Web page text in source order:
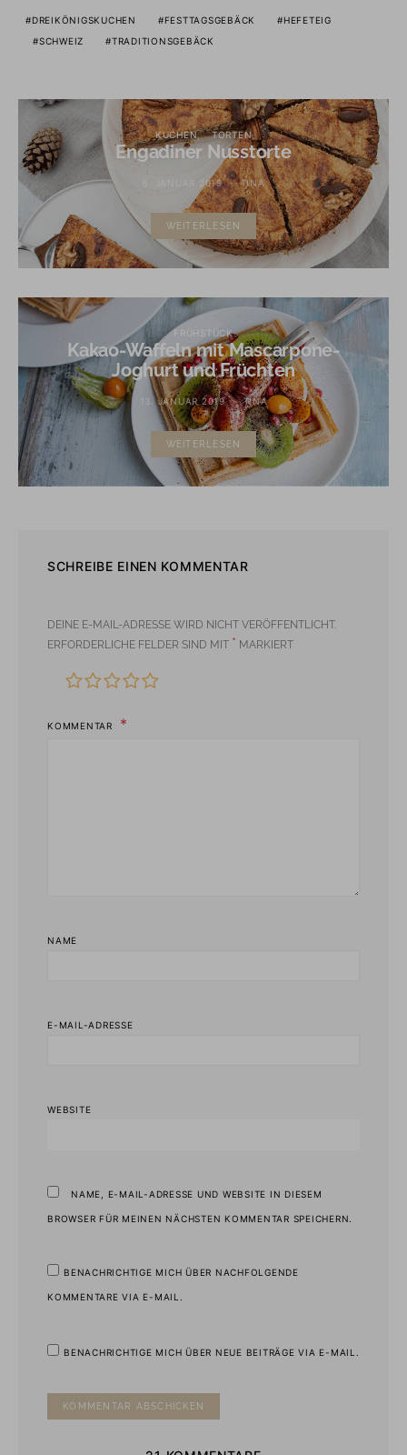
DREIKÖNIGSKUCHEN FESTTAGSGEBÄCK
HEFETEIG
SCHWEIZ
TRADITIONSGEBÄCK
KUCHEN TORTEN
Engadiner Nusstorte
6. JANUAR 2019 TINA
WEITERLESEN
FRÜHSTÜCK
Kakao-Waffeln mit Mascarpone-
Joghurt und Früchten
13. JANUAR 2019 TINA
WEITERLESEN
SCHREIBE EINEN KOMMENTAR
DEINE E-MAIL-ADRESSE WIRD NICHT VERÖFFENTLICHT.
ERFORDERLICHE FELDER SIND MIT * MARKIERT
KOMMENTAR
NAME
E-MAIL-ADRESSE
WEBSITE
NAME, E-MAIL-ADRESSE UND WEBSITE IN DIESEM
BROWSER FÜR MEINEN NÄCHSTEN KOMMENTAR SPEICHERN.
BENACHRICHTIGE MICH ÜBER NACHFOLGENDE
KOMMENTARE VIA E-MAIL.
BENACHRICHTIGE MICH ÜBER NEUE BEITRÄGE VIA E-MAIL.